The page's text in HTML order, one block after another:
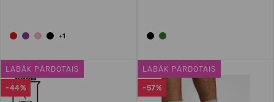
+1
-44%
LABĀK PĀRDOTAIS
-57%
LABĀK PĀRDOTAIS